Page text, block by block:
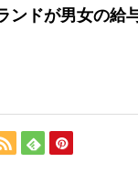
ドが男女の給